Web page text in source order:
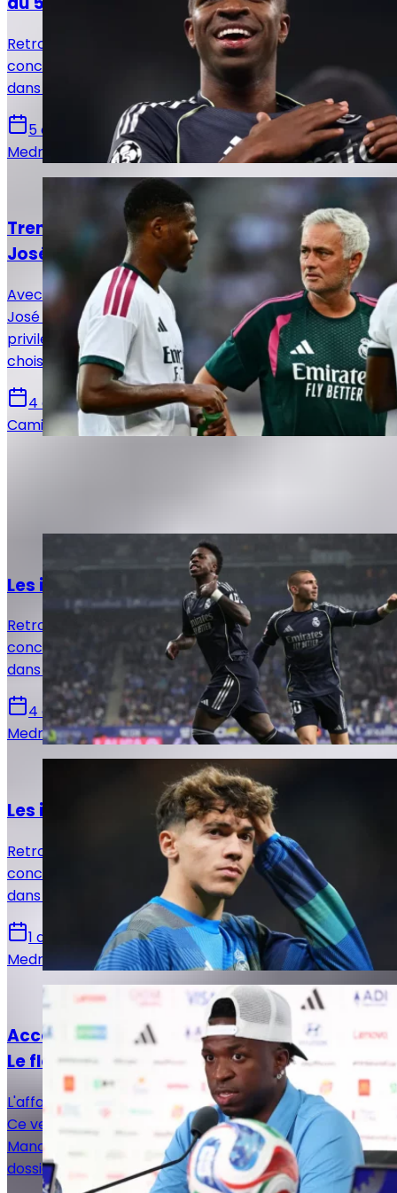
Retrouvez toutes les informations du 5 août
concernant le mercato du Real Madrid, que ce soit
dans le sens des départs ou des arrivées.
5 août 2026
Medric Bouzermane
Actualités
Trent ou Dumfries : le choix de luxe pour
José Mourinho
Avec deux latéraux de classe mondiale à sa disposition,
José Mourinho peut s'estimer particulièrement
privilégié mais va également se tirer les cheveux pour
choisir son titulaire.
4 août 2026
Camille Santos
Les infos mercato Real Madrid du 4 août !
Retrouvez toutes les informations du 4 août
concernant le mercato du Real Madrid, que ce soit
dans le sens des départs ou des arrivées.
4 août 2026
Medric Bouzermane
Les infos mercato Real Madrid du 1er août !
Retrouvez toutes les informations du 1er août
concernant le mercato du Real Madrid, que ce soit
dans le sens des départs ou des arrivées.
1 août 2026
Medric Bouzermane
Actualités
Accord avec Arsenal, offre du Real Madrid...
Le flou règne dans le dossier Vinicius Jr
L'affaire Vinicius Jr n'a pas fini de faire tourner les têtes.
Ce vendredi, une information provenant d'Outre-
Manche a de nouveau créé de l'incertitude dans ce
dossier interminable.